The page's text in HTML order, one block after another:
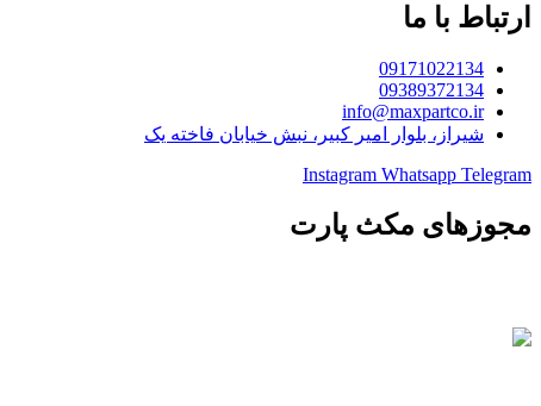
ارتباط با ما
09171022134
09389372134
info@maxpartco.ir
شیراز، بلوار امیر کبیر، نبش خیابان فاخته یک
Instagram Whatsapp Telegram
مجوزهای مکث پارت